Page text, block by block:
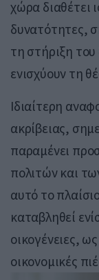
χώρα διαθέτει
δυνατότητες,
τη στήριξη του
ενισχύουν τη
Ιδιαίτερη
ακρίβειας,
παραμένει
πολιτών και
αυτό το
καταβληθεί
οικογένειες,
οικονομικές